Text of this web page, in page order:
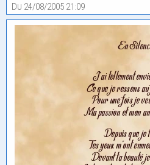
Du 24/08/2005 21:09